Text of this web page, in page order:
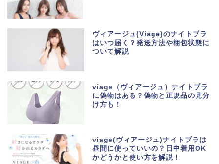
ヴィアージュ(Viage)のナイトブラ
はいつ届く？発送方法や梱包状態に
ついて解説
viage（ヴィアージュ）ナイトブラ
に偽物はある？偽物と正規品の見分
け方も！
viage(ヴィアージュ)ナイトブラは
昼間に使っていいの？日中着用OK
かどうかと使い方を解説！